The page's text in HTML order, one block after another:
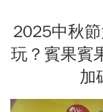
2025中秋
玩？賓果賓
加